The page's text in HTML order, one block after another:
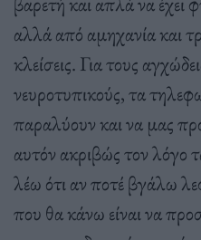
αλλά από αμηχανία και
κλείσεις. Για τους
νευροτυπικούς, τα
παραλύουν και να μας
αυτόν ακριβώς τον
λέω ότι αν ποτέ βγάλω
που θα κάνω είναι να